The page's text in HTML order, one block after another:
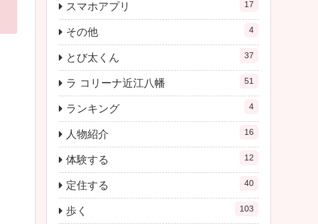
スマホアプリ 17
その他 4
とび太くん 37
ラ コリーナ近江八幡 51
ランキング 4
人物紹介 16
体験する 12
定住する 40
歩く 103